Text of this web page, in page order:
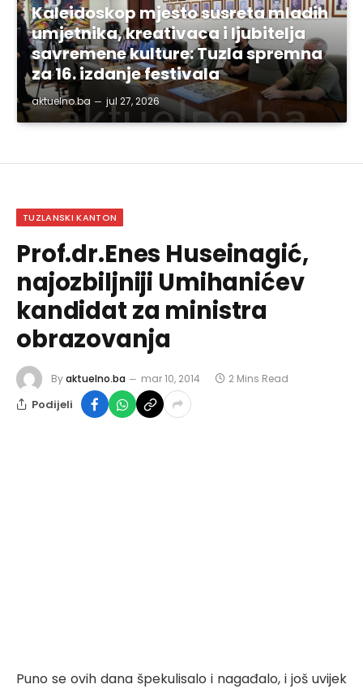
Kaleidoskop mjesto susreta mladih
umjetnika, kreativaca i ljubitelja
savremene kulture: Tuzla spremna
za 16. izdanje festivala
aktuelno.ba jul 27, 2026
TUZLANSKI KANTON
Prof.dr.Enes Huseinagić,
najozbiljniji Umihanićev
kandidat za ministra
obrazovanja
Byaktuelno.ba mar 10, 2014 2 Mins Read
Podijeli
Puno se ovih dana špekulisalo i nagađalo, i još uvijek